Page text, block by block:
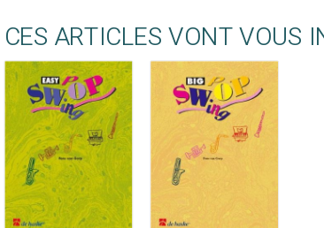
CES ARTICLES VONT VOUS